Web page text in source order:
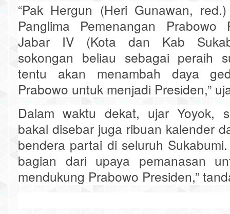
“Pak Hergun (Heri Gunawan,
Panglima Pemenangan Prabowo
Jabar IV (Kota dan Kab
sokongan beliau sebagai peraih
tentu akan menambah daya
Prabowo untuk menjadi Presiden,”
Dalam waktu dekat, ujar Yoyok,
bakal disebar juga ribuan kalender
bendera partai di seluruh
bagian dari upaya pemanasan
mendukung Prabowo Presiden,”